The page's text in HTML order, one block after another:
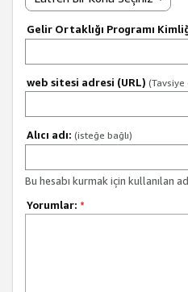
Gelir Ortaklığı Programı
web sitesi adresi (URL) (Tavsiye
Alıcı adı: (isteğe bağlı)
Bu hesabı kurmak için kullanılan
Yorumlar: *